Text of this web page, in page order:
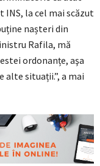
la cel mai scăzut
nașteri din
Rafila, mă
ordonanțe, aşa
alte situații.”, a mai